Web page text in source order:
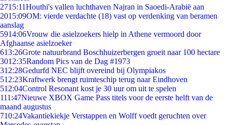
2715:11Houthi's vallen luchthaven Najran in Saoedi-Arabië aan
2015:09OM: vierde verdachte (18) vast op verdenking van beramen
aanslag
5914:06Vrouw die asielzoekers hielp in Athene vermoord door
Afghaanse asielzoeker
613:26Grote natuurbrand Boschhuizerbergen groeit naar 100 hectare
3012:35Random Pics van de Dag #1973
312:28Gedurfd NEC blijft overeind bij Olympiakos
512:23Kraftwerk brengt ruimteschip terug naar Eindhoven
512:04Control Resonant kost je 30 uur om uit te spelen
111:47Nieuwe XBOX Game Pass titels voor de eerste helft van de
maand augustus
710:24Vakantiekiekje Verstappen en Wolff voedt geruchten over